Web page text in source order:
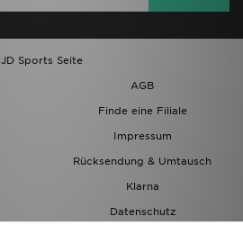
JD Sports Seite
AGB
Finde eine Filiale
Impressum
Rücksendung & Umtausch
Klarna
Datenschutz